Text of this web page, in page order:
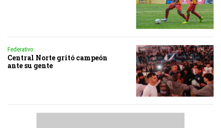
Federativo
Central Norte gritó campeón
ante su gente